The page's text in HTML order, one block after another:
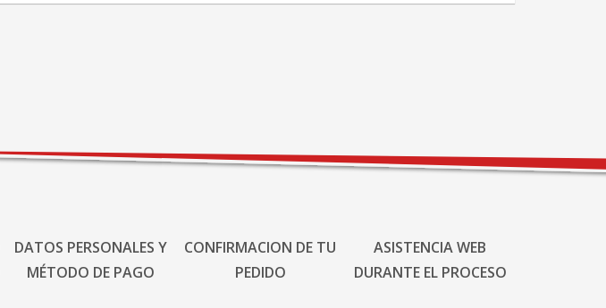
DATOS PERSONALES Y
MÉTODO DE PAGO
CONFIRMACION DE TU
PEDIDO
ASISTENCIA WEB
DURANTE EL PROCESO